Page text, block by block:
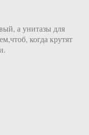
а унитазы для
когда крутят